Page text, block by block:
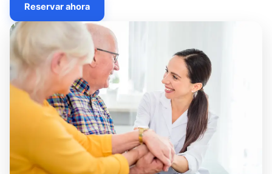
Reservar ahora